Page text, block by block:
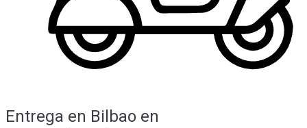
Entrega en Bilbao en